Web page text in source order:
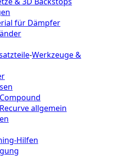
für Dämpfer
-Werkzeuge &
allgemein
Hilfen